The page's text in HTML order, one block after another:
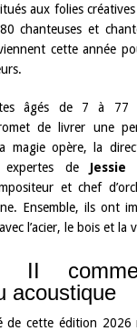
aux folies
chanteuses et
cette année
âgés de 7 à 77
de livrer une
magie opère, la
expertes de Jessie
et chef
Ensemble, ils ont
l’acier, le bois et la
II
acoustique
de cette édition 2026